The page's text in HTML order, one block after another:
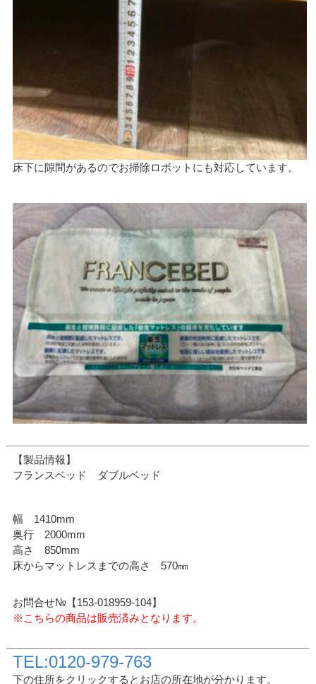
床下に隙間があるのでお掃除ロボットにも対応しています。
【製品情報】
フランスベッド ダブルベッド
幅 1410mm
奥行 2000mm
高さ 850mm
床からマットレスまでの高さ 570㎜
お問合せ№【153-018959-104】
※こちらの商品は販売済みとなります。
TEL:0120-979-763
下の住所をクリックするとお店の所在地が分かります。